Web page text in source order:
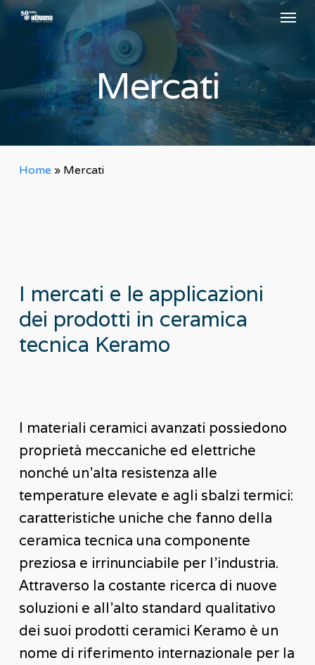
Skip
content
Menu
Mercati
Home » Mercati
I mercati e le applicazioni
dei prodotti in ceramica
tecnica Keramo
I materiali ceramici avanzati possiedono
proprietà meccaniche ed elettriche
nonché un’alta resistenza alle
temperature elevate e agli sbalzi termici:
caratteristiche uniche che fanno della
ceramica tecnica una componente
preziosa e irrinunciabile per l’industria.
Attraverso la costante ricerca di nuove
soluzioni e all’alto standard qualitativo
dei suoi prodotti ceramici Keramo è un
nome di riferimento internazionale per la